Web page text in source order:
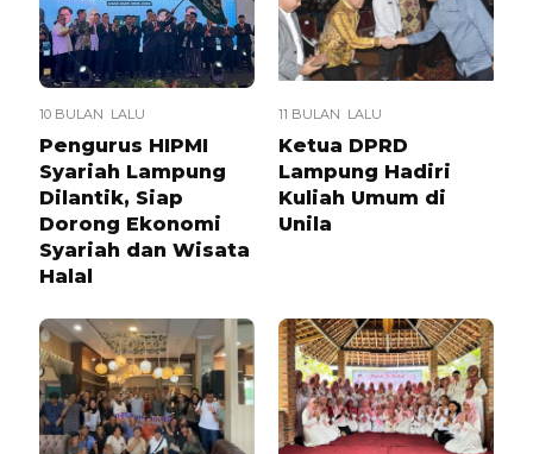
10 BULAN LALU
Pengurus HIPMI
Syariah Lampung
Dilantik, Siap
Dorong Ekonomi
Syariah dan Wisata
Halal
11 BULAN LALU
Ketua DPRD
Lampung Hadiri
Kuliah Umum di
Unila